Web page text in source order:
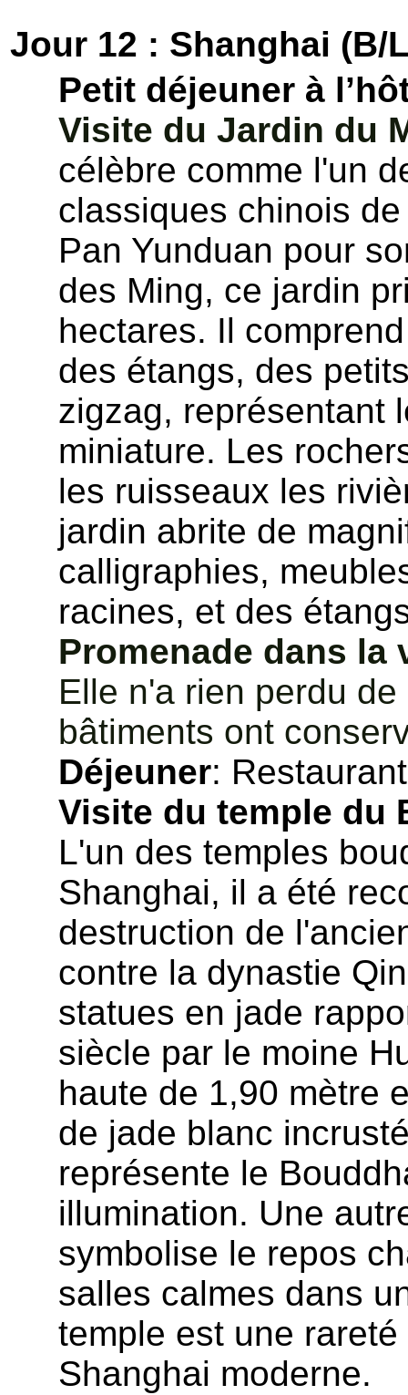
Jour 12 : Shanghai (B/
Petit déjeuner à
Visite du Jardin du
célèbre comme l'un
classiques chinois
Pan Yunduan pour
des Ming, ce jardin
hectares. Il
des étangs, des
zigzag, représentant
miniature. Les
les ruisseaux les
jardin abrite de
calligraphies,
racines, et des
Promenade dans la
Elle n'a rien perdu
bâtiments ont
Déjeuner:
Visite du temple du
L'un des temples
Shanghai, il a été
destruction de
contre la dynastie
statues en jade
siècle par le moine
haute de 1,90 mètre
de jade blanc
représente le
illumination. Une
symbolise le repos
salles calmes dans
temple est une
Shanghai moderne.